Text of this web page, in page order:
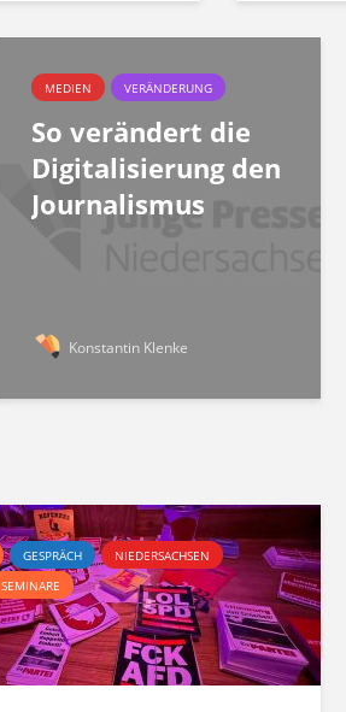
MEDIEN VERÄNDERUNG
So verändert die
Digitalisierung den
Journalismus
Konstantin Klenke
GESPRÄCH
NIEDERSACHSEN
SEMINARE